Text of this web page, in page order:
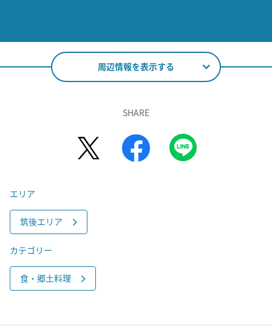
周辺情報を表示する
SHARE
エリア
筑後エリア
カテゴリー
食・郷土料理